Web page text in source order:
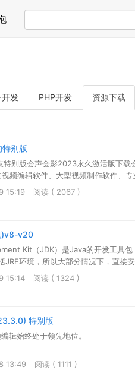
发 PHP开发 资源下载
别版
别版会声会影2023永久激活版下
频编辑软件、大型视频制作软件、
15:19 阅读 ( 2067 )
)v8-v20
Kit（JDK）是Java的开发工具
环境，所以大部分情况下，直接安
15:14 阅读 ( 1324 )
特别版
辑始终处于领先地位。
13:49 阅读 ( 1111 )